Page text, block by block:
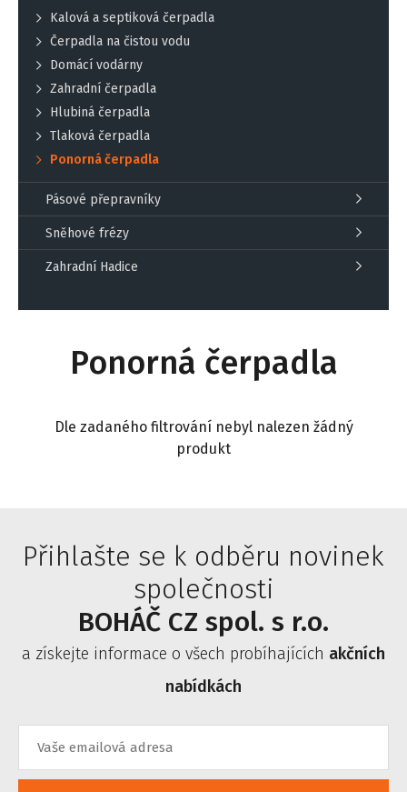
Kalová a septiková čerpadla
Čerpadla na čistou vodu
Domácí vodárny
Zahradní čerpadla
Hlubiná čerpadla
Tlaková čerpadla
Ponorná čerpadla
Pásové přepravníky
Sněhové frézy
Zahradní Hadice
Ponorná čerpadla
Dle zadaného filtrování nebyl nalezen žádný
produkt
Přihlašte se k odběru novinek
společnosti
BOHÁČ CZ spol. s r.o.
a získejte informace o všech probíhajících akčních
nabídkách